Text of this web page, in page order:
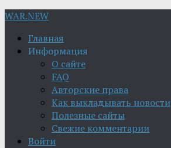
WAR.NEW
Главная
Информация
О сайте
FAQ
Авторские права
Как выкладывать новости
Полезные сайты
Свежие комментарии
Войти